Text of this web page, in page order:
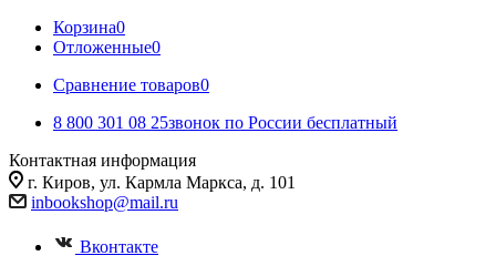
Корзина0
Отложенные0
Сравнение товаров0
8 800 301 08 25звонок по России бесплатный
Контактная информация
г. Киров, ул. Кармла Маркса, д. 101
inbookshop@mail.ru
Вконтакте